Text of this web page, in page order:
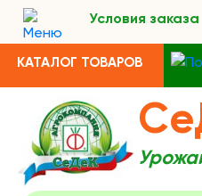
Условия заказа
КАТАЛОГ ТОВАРОВ